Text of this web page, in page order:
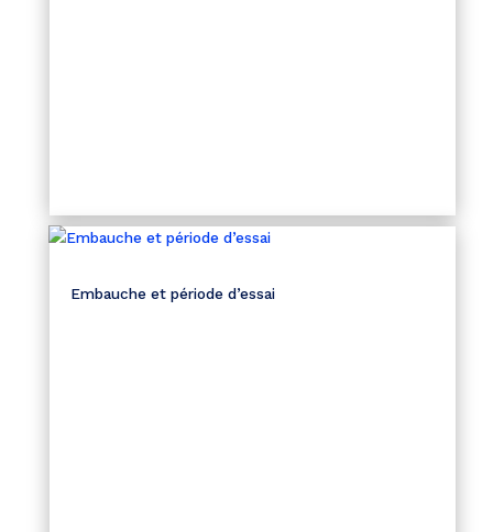
Embauche et période d’essai